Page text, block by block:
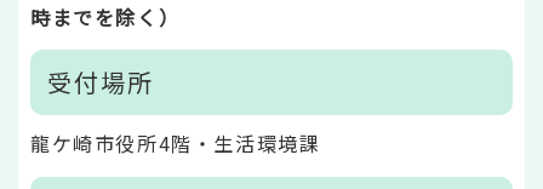
時までを除く）
受付場所
龍ケ崎市役所4階・生活環境課